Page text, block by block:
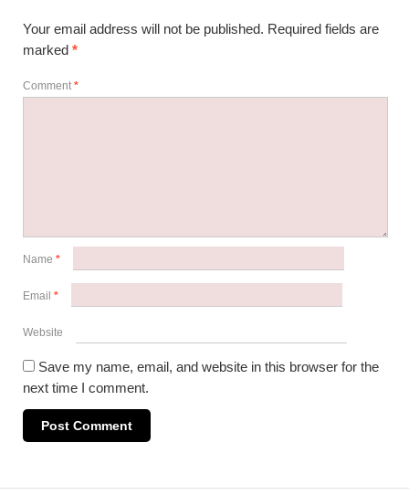
Your email address will not be published. Required fields are
marked *
Comment *
Name *
Email *
Website
Save my name, email, and website in this browser for the
next time I comment.